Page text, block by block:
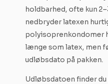
holdbarhed, ofte kun
nedbryder latexen
polyisoprenkondomer
længe som latex, men
udløbsdato på pakken.
Udløbsdatoen finder